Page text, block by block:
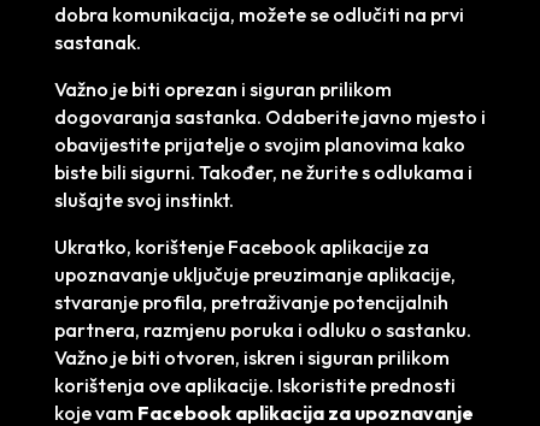
dobra komunikacija, možete se odlučiti na prvi
sastanak.
Važno je biti oprezan i siguran prilikom
dogovaranja sastanka. Odaberite javno mjesto i
obavijestite prijatelje o svojim planovima kako
biste bili sigurni. Također, ne žurite s odlukama i
slušajte svoj instinkt.
Ukratko, korištenje Facebook aplikacije za
upoznavanje uključuje preuzimanje aplikacije,
stvaranje profila, pretraživanje potencijalnih
partnera, razmjenu poruka i odluku o sastanku.
Važno je biti otvoren, iskren i siguran prilikom
korištenja ove aplikacije. Iskoristite prednosti
koje vam Facebook aplikacija za upoznavanje